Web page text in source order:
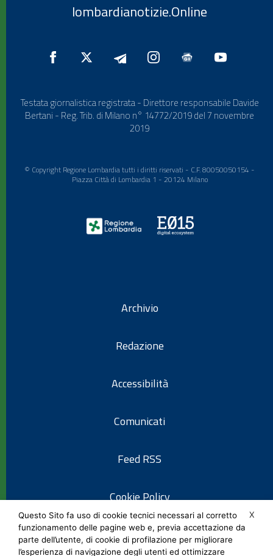
lombardianotizie.Online
Testata giornalistica registrata - Direttore responsabile Davide
Bertani - Reg. Trib. di Milano n° 14772/2019 del 7 novembre
2019
© Copyright Regione Lombardia tutti i diritti riservati - C.F. 80050050154 -
Piazza Città di Lombardia 1 - 20124 Milano
Archivio
Redazione
Accessibilità
Comunicati
Feed RSS
Cookie Policy
Informativa privacy
X
Questo Sito fa uso di cookie tecnici necessari al corretto
funzionamento delle pagine web e, previa accettazione da
parte dell’utente, di cookie di profilazione per migliorare
l’esperienza di navigazione degli utenti ed ottimizzare